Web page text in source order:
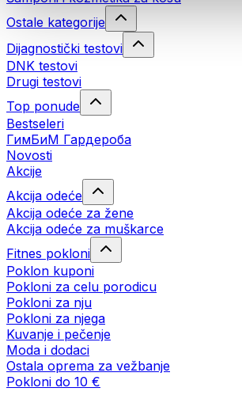
Ostale kategorije
Dijagnostički testovi
DNK testovi
Drugi testovi
Top ponude
Bestseleri
ГимБиМ Гардeробa
Novosti
Akcije
Akcija odeće
Akcija odeće za žene
Akcija odeće za muškarce
Fitnes pokloni
Poklon kuponi
Pokloni za celu porodicu
Pokloni za nju
Pokloni za njega
Kuvanje i pečenje
Moda i dodaci
Ostala oprema za vežbanje
Pokloni do 10 €